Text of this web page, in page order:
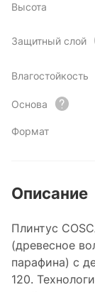
Высота
Защитный слой
Влагостойкость
Основа
Формат
Описание
Плинтус
(древесное
парафина) с
120.